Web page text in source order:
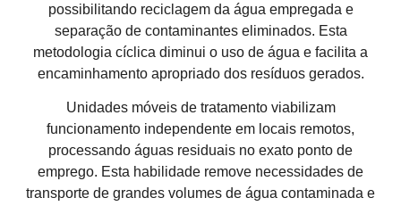
possibilitando reciclagem da água empregada e
separação de contaminantes eliminados. Esta
metodologia cíclica diminui o uso de água e facilita a
encaminhamento apropriado dos resíduos gerados.
Unidades móveis de tratamento viabilizam
funcionamento independente em locais remotos,
processando águas residuais no exato ponto de
emprego. Esta habilidade remove necessidades de
transporte de grandes volumes de água contaminada e